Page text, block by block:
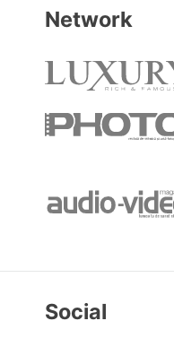
Network
Social